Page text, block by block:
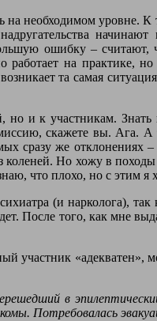
необходимом уровне. К
начинают
ошибку – считают,
на практике,
та самая
и к участникам. Знать
скажете вы. Ага. А
сразу же отклонениях
Но хожу в
что плохо, но с этим я
(и нарколога),
После того, как мне
участник «адекватен»,
в
Потребовалась